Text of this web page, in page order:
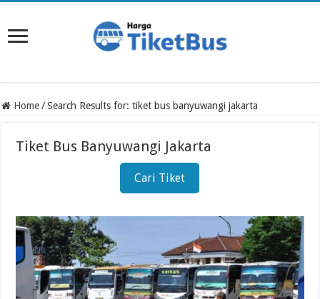
Home / Search Results for: tiket bus banyuwangi jakarta
Tiket Bus Banyuwangi Jakarta
Cari Tiket